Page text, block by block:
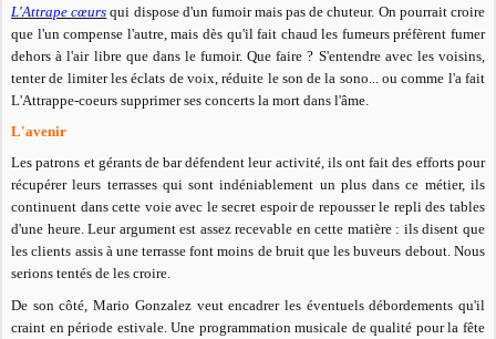
L'Attrape cœurs qui dispose d'un fumoir mais pas de chuteur. On pourrait croire
que l'un compense l'autre, mais dès qu'il fait chaud les fumeurs préfèrent fumer
dehors à l'air libre que dans le fumoir. Que faire ? S'entendre avec les voisins,
tenter de limiter les éclats de voix, réduite le son de la sono... ou comme l'a fait
L'Attrappe-coeurs supprimer ses concerts la mort dans l'âme.
L'avenir
Les patrons et gérants de bar défendent leur activité, ils ont fait des efforts pour
récupérer leurs terrasses qui sont indéniablement un plus dans ce métier, ils
continuent dans cette voie avec le secret espoir de repousser le repli des tables
d'une heure. Leur argument est assez recevable en cette matière : ils disent que
les clients assis à une terrasse font moins de bruit que les buveurs debout. Nous
serions tentés de les croire.
De son côté, Mario Gonzalez veut encadrer les éventuels débordements qu'il
craint en période estivale. Une programmation musicale de qualité pour la fête